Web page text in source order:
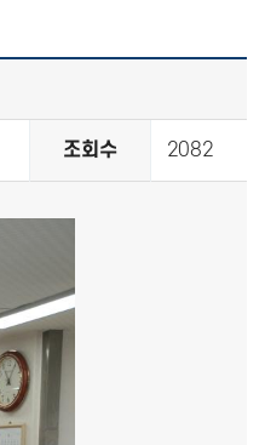
조회수 2082